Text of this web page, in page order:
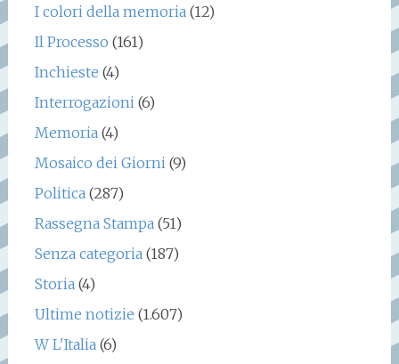
I colori della memoria(12)
Il Processo (161)
Inchieste (4)
Interrogazioni(6)
Memoria(4)
Mosaico dei Giorni(9)
Politica(287)
Rassegna Stampa(51)
Senza categoria(187)
Storia(4)
Ultime notizie (1.607)
W L'Italia(6)